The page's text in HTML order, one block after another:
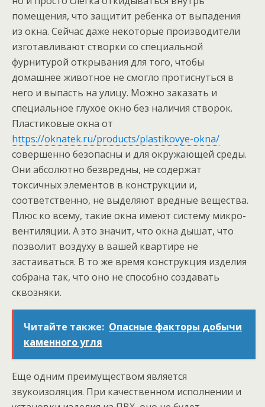
помещения, что защитит ребенка от выпадения
из окна. Сейчас даже некоторые производители
изготавливают створки со специальной
фурнитурой открывания для того, чтобы
домашнее животное не смогло протиснуться в
него и выпасть на улицу. Можно заказать и
специальное глухое окно без наличия створок.
Пластиковые окна от
https://oknatek.ru/products/plastikovye-okna/
совершенно безопасны и для окружающей среды.
Они абсолютно безвредны, не содержат
токсичных элементов в конструкции и,
соответственно, не выделяют вредные вещества.
Плюс ко всему, такие окна имеют систему микро-
вентиляции. А это значит, что окна дышат, что
позволит воздуху в вашей квартире не
застаиваться. В то же время конструкция изделия
собрана так, что оно не способно создавать
сквозняки.
Читайте также: Опасные факторы добычи
каменного угля
Еще одним преимуществом является
звукоизоляция. При качественном исполнении и